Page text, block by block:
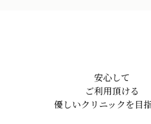
安心して
ご利用頂ける
優しいクリニックを目